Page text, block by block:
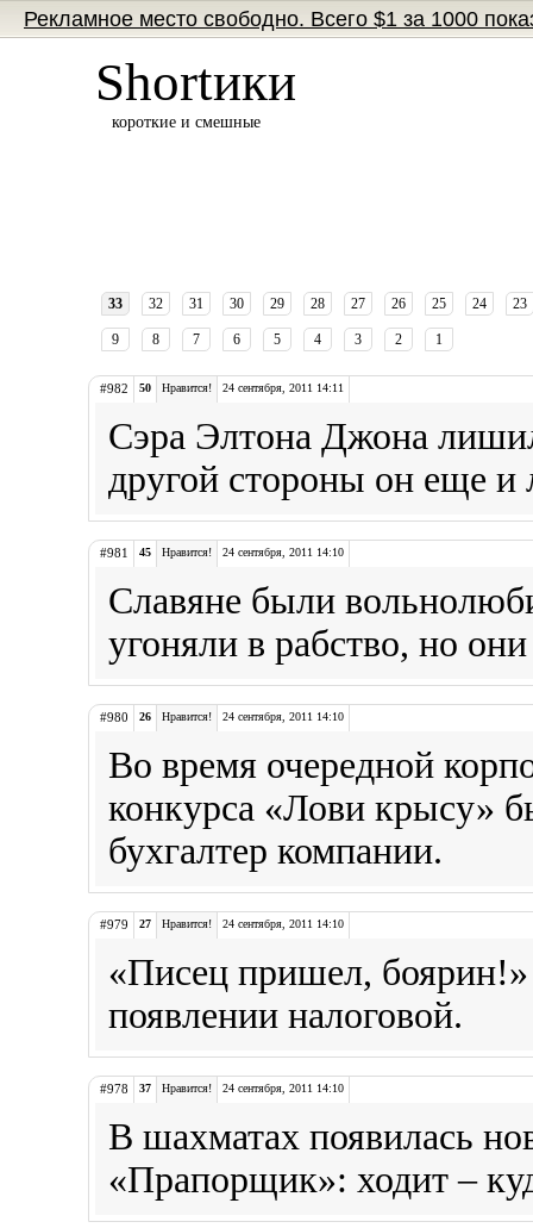
Рекламное место свободно. Всего $1 за 1000
Shortики
короткие и смешные
33 32 31 30 29 28 27 26 25 24 23
9 8 7 6 5 4 3 2 1
#982 50 Нравится! 24 сентября, 2011 14:11
Сэра Элтона Джона
другой стороны он еще и
#981 45 Нравится! 24 сентября, 2011 14:10
Славяне были
угоняли в рабство, но
#980 26 Нравится! 24 сентября, 2011 14:10
Во время очередной
конкурса «Лови крысу»
бухгалтер компании.
#979 27 Нравится! 24 сентября, 2011 14:10
«Писец пришел,
появлении налоговой.
#978 37 Нравится! 24 сентября, 2011 14:10
В шахматах появилась
«Прапорщик»: ходит –